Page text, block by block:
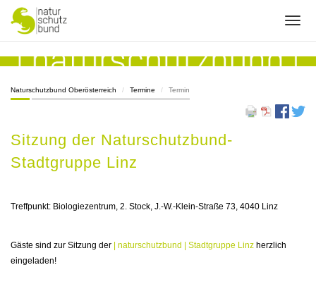
Naturschutzbund Oberösterreich Termine Termin
Sitzung der Naturschutzbund-
Stadtgruppe Linz
Treffpunkt: Biologiezentrum, 2. Stock, J.-W.-Klein-Straße 73, 4040 Linz
Gäste sind zur Sitzung der | naturschutzbund | Stadtgruppe Linz herzlich
eingeladen!